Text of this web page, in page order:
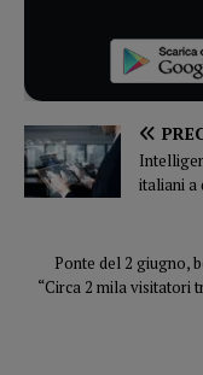
italiani a
Ponte del 2 giugno,
“Circa 2 mila visitatori